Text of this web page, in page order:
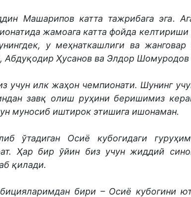
Машарипов катта тажрибага эга.
жамоага катта фойда
у меҳнаткашлиги ва
Абдуқодир Ҳусанов ва Элдор Шомуродов
учун илк жаҳон чемпионати. Шунинг
завқ олиш руҳини беришимиз
муносиб иштирок этишига ишонаман.
ўтадиган Осиё кубогидаги
Ҳар бир ўйин биз учун жиддий
қилади.
бири – Осиё кубогини